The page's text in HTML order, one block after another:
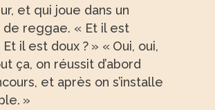
et qui joue dans un
de reggae. « Et il est
il est doux ? » « Oui, oui,
ça, on réussit d’abord
et après on s’installe
»